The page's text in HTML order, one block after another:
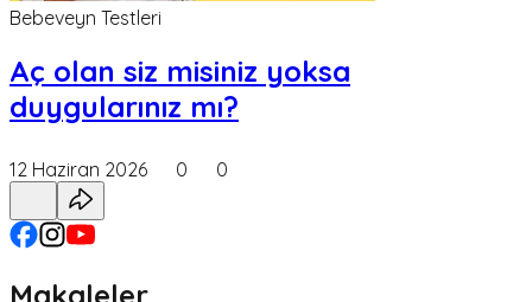
Bebeveyn Testleri
Aç olan siz misiniz yoksa
duygularınız mı?
12 Haziran 2026 0 0
Makaleler